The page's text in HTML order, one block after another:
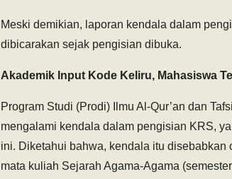
Meski demikian, laporan kendala dalam
dibicarakan sejak pengisian dibuka.
Akademik Input Kode Keliru, Mahasiswa
Program Studi (Prodi) Ilmu Al-Qur’an dan
mengalami kendala dalam pengisian KRS,
ini. Diketahui bahwa, kendala itu
mata kuliah Sejarah Agama-Agama